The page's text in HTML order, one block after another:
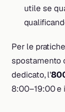
utile se
Per le
spostamento
dedicato, l’
8:00–19:00 e